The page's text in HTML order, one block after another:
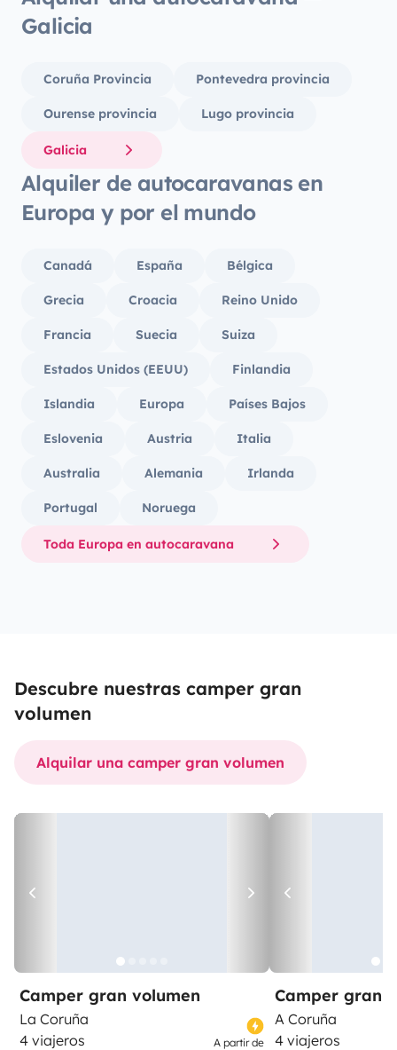
Galicia
Coruña Provincia Pontevedra provincia
Ourense provincia Lugo provincia
Galicia
Alquiler de autocaravanas en
Europa y por el mundo
Canadá España Bélgica
Grecia Croacia Reino Unido
Francia Suecia Suiza
Estados Unidos (EEUU) Finlandia
Islandia Europa Países Bajos
Eslovenia Austria Italia
Australia Alemania Irlanda
Portugal Noruega
Toda Europa en autocaravana
Descubre nuestras camper gran
volumen
Alquilar una camper gran volumen
Camper gran volumen
La Coruña
4 viajeros
A partir de
Camper gran
A Coruña
4 viajeros